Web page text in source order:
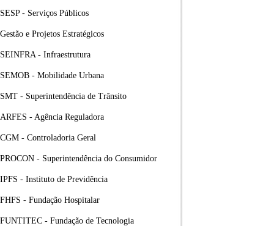
SESP - Serviços Públicos
Gestão e Projetos Estratégicos
SEINFRA - Infraestrutura
SEMOB - Mobilidade Urbana
SMT - Superintendência de Trânsito
ARFES - Agência Reguladora
CGM - Controladoria Geral
PROCON - Superintendência do Consumidor
IPFS - Instituto de Previdência
FHFS - Fundação Hospitalar
FUNTITEC - Fundação de Tecnologia